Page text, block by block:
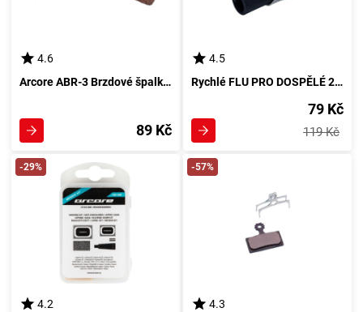
4.6
Arcore ABR-3 Brzdové špalky pro V-brzdy, černá
89 Kč
4.5
Rychlé FLU PRO DOSPĚLÉ 22,2 x 96 mm Gripy, černá
79 Kč
119 Kč
-29%
4.2
-57%
4.3